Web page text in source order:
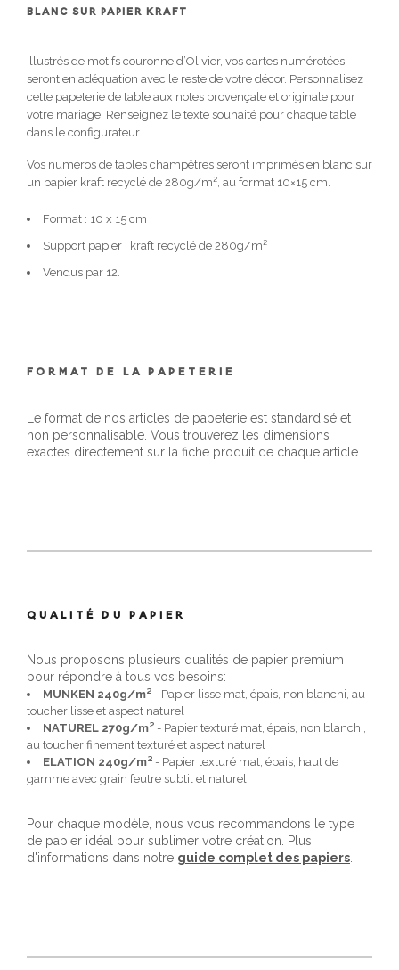
BLANC SUR PAPIER KRAFT
Illustrés de motifs couronne d’Olivier, vos cartes numérotées
seront en adéquation avec le reste de votre décor. Personnalisez
cette papeterie de table aux notes provençale et originale pour
votre mariage. Renseignez le texte souhaité pour chaque table
dans le configurateur.
Vos numéros de tables champêtres seront imprimés en blanc sur
un papier kraft recyclé de 280g/m², au format 10×15 cm.
Format : 10 x 15 cm
Support papier : kraft recyclé de 280g/m²
Vendus par 12.
FORMAT DE LA PAPETERIE
Le format de nos articles de papeterie est standardisé et
non personnalisable. Vous trouverez les dimensions
exactes directement sur la fiche produit de chaque article.
QUALITÉ DU PAPIER
Nous proposons plusieurs qualités de papier premium
pour répondre à tous vos besoins:
MUNKEN 240g/m² - Papier lisse mat, épais, non blanchi, au
toucher lisse et aspect naturel
NATUREL 270g/m² - Papier texturé mat, épais, non blanchi,
au toucher finement texturé et aspect naturel
ELATION 240g/m² - Papier texturé mat, épais, haut de
gamme avec grain feutre subtil et naturel
Pour chaque modèle, nous vous recommandons le type
de papier idéal pour sublimer votre création. Plus
d'informations dans notre guide complet des papiers